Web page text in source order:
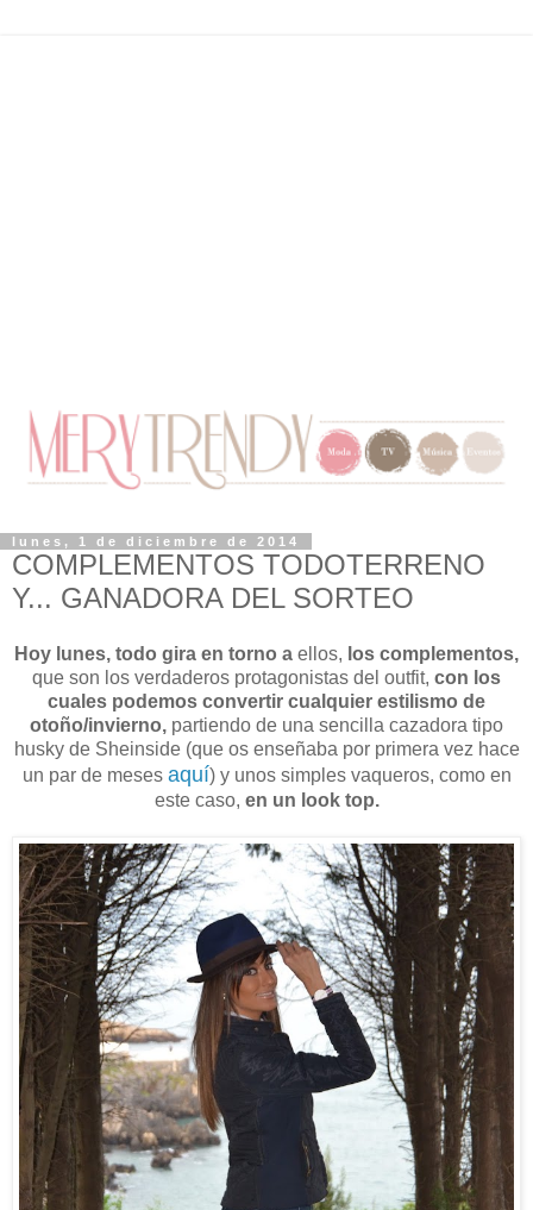
lunes, 1 de diciembre de 2014
COMPLEMENTOS TODOTERRENO
Y... GANADORA DEL SORTEO
Hoy lunes, todo gira en torno a ellos, los complementos,
que son los verdaderos protagonistas del outfit, con los
cuales podemos convertir cualquier estilismo de
otoño/invierno, partiendo de una sencilla cazadora tipo
husky de Sheinside (que os enseñaba por primera vez hace
un par de meses aquí) y unos simples vaqueros, como en
este caso, en un look top.